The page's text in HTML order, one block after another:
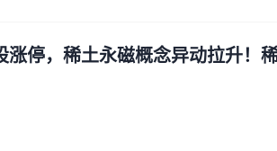
涨停，稀土永磁概念异动拉升！